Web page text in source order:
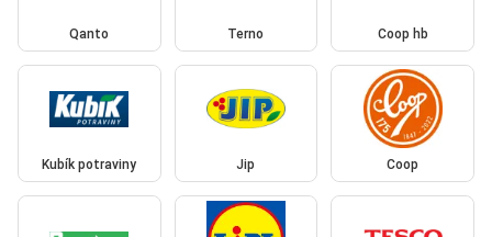
Qanto Terno Coop hb
Kubík potraviny Jip Coop